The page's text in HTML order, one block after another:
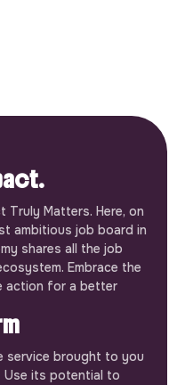
Truly Matters. Here, on
ambitious job board in
shares all the job
Embrace the
action for a better
service brought to you
Use its potential to